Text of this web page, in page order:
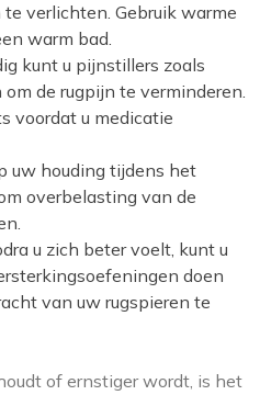
verlichten. Gebruik warme
warm bad.
kunt u pijnstillers zoals
de rugpijn te verminderen.
voordat u medicatie
uw houding tijdens het
overbelasting van de
u zich beter voelt, kunt u
doen
van uw rugspieren te
of ernstiger wordt, is het